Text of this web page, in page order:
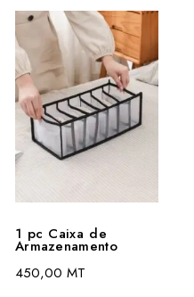
1 pc Caixa de
Armazenamento
450,00 MT